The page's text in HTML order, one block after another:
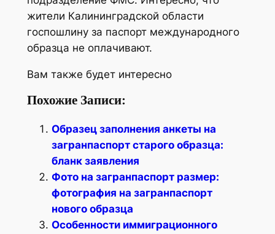
жители Калининградской области
госпошлину за паспорт международного
образца не оплачивают.
Вам также будет интересно
Похожие Записи:
Образец заполнения анкеты на
загранпаспорт старого образца:
бланк заявления
Фото на загранпаспорт размер:
фотография на загранпаспорт
нового образца
Особенности иммиграционного